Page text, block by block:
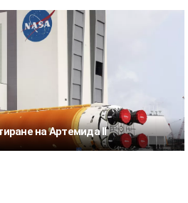
на Артемида II